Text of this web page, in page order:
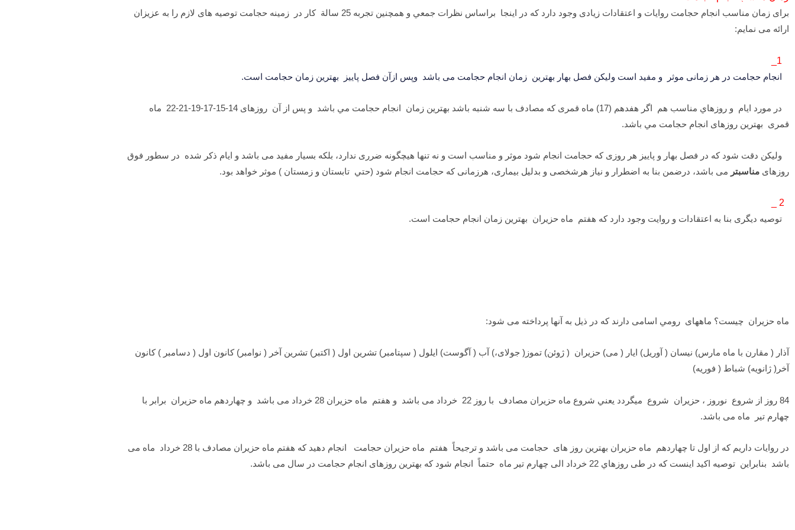
برای زمان مناسب انجام حجامت روایات و اعتقادات زیادی وجود دارد که در اینجا براساس نظرات جمعي و همچنین تجربه 25 سالة کار در زمینه حجامت توصیه های لازم را به عزیزان
ارائه می نمایم:
انجام حجامت در هر زمانی موثر و مفید است ولیکن فصل بهار بهترین زمان انجام حجامت می باشد وپس ازآن فصل پاییز بهترین زمان حجامت است.
در مورد ایام و روزهاي مناسب هم اگر هفدهم (17) ماه قمری که مصادف با سه شنبه باشد بهترین زمان انجام حجامت مي باشد و پس از آن روزهای 14-15-17-19-21-22 ماه
قمری بهترین روزهای انجام حجامت مي باشد.
ولیکن دقت شود که در فصل بهار و پاییز هر روزی که حجامت انجام شود موثر و مناسب است و نه تنها هیچگونه ضرری ندارد، بلکه بسیار مفید می باشد و ايام ذكر شده در سطور فوق
روزهای مناسبتر می باشد، درضمن بنا به اضطرار و نیاز هرشخصی و بدليل بیماری، هرزمانی که حجامت انجام شود (حتي تابستان و زمستان ) موثر خواهد بود.
توصیه دیگری بنا به اعتقادات و روایت وجود دارد که هفتم ماه حزيران بهترین زمان انجام حجامت است.
ماه حزیران چیست؟ ماههای رومي اسامی دارند که در ذیل به آنها پرداخته می شود:
آذار ( مقارن با ماه مارس) نیسان ( آوریل) ایار ( می) حزيران ( ژوئن) تموز( جولای،) آب ( آگوست) ایلول ( سپتامبر) تشرین اول ( اکتبر) تشرین آخر ( نوامبر) کانون اول ( دسامبر ) کانون
آخر( ژانویه) شباط ( فوریه)
84 روز از شروع نوروز ، حزيران شروع میگردد يعني شروع ماه حزیران مصادف با روز 22 خرداد می باشد و هفتم ماه حزیران 28 خرداد می باشد و چهاردهم ماه حزیران برابر با
چهارم تیر ماه می باشد.
در روایات داریم که از اول تا چهاردهم ماه حزیران بهترین روز های حجامت می باشد و ترجیحاً هفتم ماه حزیران حجامت انجام دهید که هفتم ماه حزیران مصادف با 28 خرداد ماه می
باشد بنابراین توصیه اکید اينست که در طی روزهاي 22 خرداد الی چهارم تیر ماه حتماً انجام شود که بهترین روزهای انجام حجامت در سال می باشد.